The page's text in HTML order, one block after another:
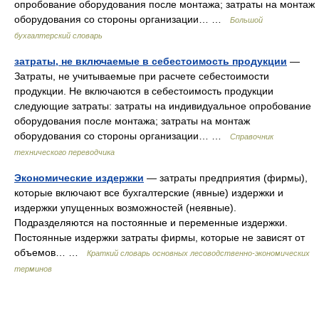
опробование оборудования после монтажа; затраты на монтаж
оборудования со стороны организации… …
Большой
бухгалтерский словарь
затраты, не включаемые в себестоимость продукции —
Затраты, не учитываемые при расчете себестоимости
продукции. Не включаются в себестоимость продукции
следующие затраты: затраты на индивидуальное опробование
оборудования после монтажа; затраты на монтаж
оборудования со стороны организации… …
Справочник
технического переводчика
Экономические издержки — затраты предприятия (фирмы),
которые включают все бухгалтерские (явные) издержки и
издержки упущенных возможностей (неявные).
Подразделяются на постоянные и переменные издержки.
Постоянные издержки затраты фирмы, которые не зависят от
объемов… …
Краткий словарь основных лесоводственно-экономических
терминов